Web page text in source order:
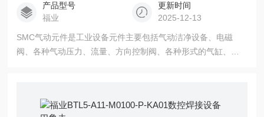
产品型号
福业
更新时间
2025-12-13
SMC气动元件是工业设备元件主要包括气动洁净设备、电磁
阀、各种气动压力、流量、方向控制阀、各种形式的气缸、摆